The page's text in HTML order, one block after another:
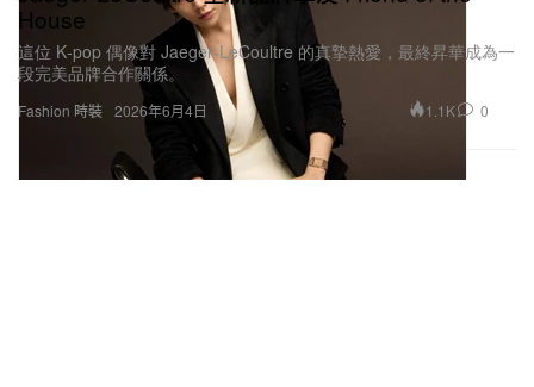
Fashion 時裝
House
這位 K‑pop 偶像對 Jaeger‑LeCoultre 的真摯熱愛，最終昇華成為一
段完美品牌合作關係。
2026年6月4日 1.1K 0